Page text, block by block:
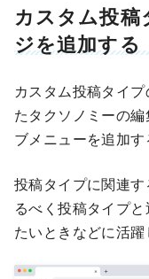
カスタム投
ジを追加する
カスタム投稿タイ
たタクソノミーの
ブメニューを追加す
投稿タイプに関連
るべく投稿タイプ
たいときなどに活躍